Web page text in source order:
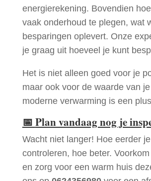
energierekening. Bovendien
vaak onderhoud te plegen, wat
besparingen oplevert. Onze
je graag uit hoeveel je kunt
Het is niet alleen goed voor je
maar ook voor de waarde van
moderne verwarming is een
📅 Plan vandaag nog je
Wacht niet langer! Hoe eerder
controleren, hoe beter.
en zorg voor een warm huis